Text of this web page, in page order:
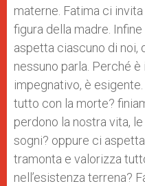
materne. Fatima ci
figura della madre. Infine
aspetta ciascuno di noi,
nessuno parla. Perché
impegnativo, è
tutto con la morte?
perdono la nostra vita,
sogni? oppure ci
tramonta e valorizza
nell’esistenza terrena?